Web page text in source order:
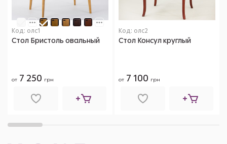
Код: олс1
Стол Бристоль овальный
от 7 250 грн
Код: олс2
Стол Консул круглый
от 7 100 грн